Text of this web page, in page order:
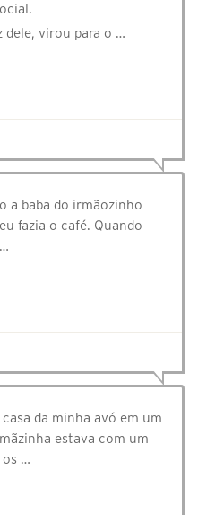
dele, virou para o …
a baba do irmãozinho
fazia o café. Quando
da minha avó em um
estava com um
os …